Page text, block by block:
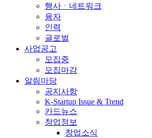
행사ㆍ네트워크
융자
인력
글로벌
사업공고
모집중
모집마감
알림마당
공지사항
K-Startup Issue & Trend
카드뉴스
창업정보
창업소식